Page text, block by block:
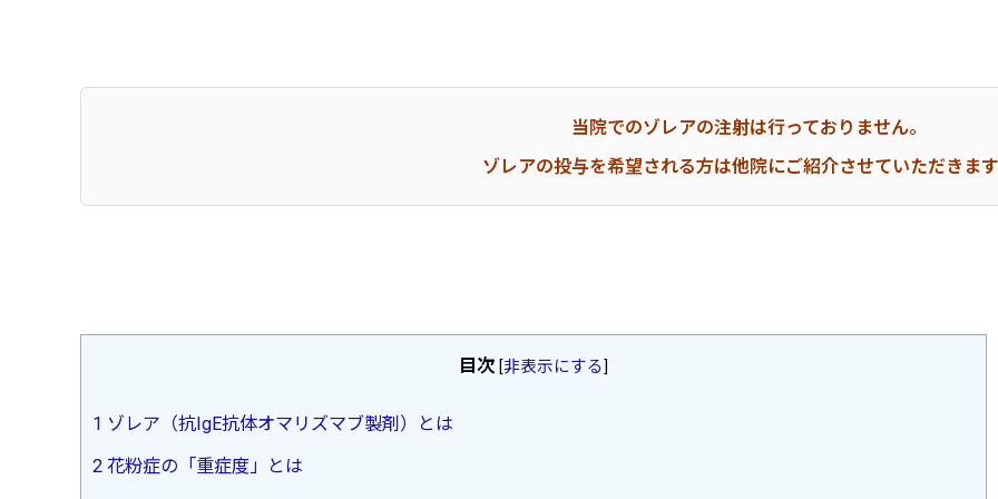
当院でのゾレアの注射は行っておりません。
ゾレアの投与を希望される方は他院にご紹介させていただきま
目次 [非表示にする]
1 ゾレア（抗IgE抗体オマリズマブ製剤）とは
2 花粉症の「重症度」とは